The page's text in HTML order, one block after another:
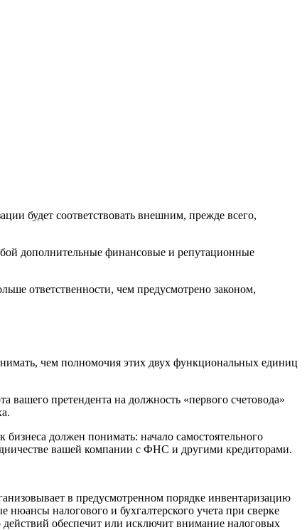
будет соответствовать внешним, прежде всего,
дополнительные финансовые и репутационные
ответственности, чем предусмотрено законом,
чем полномочия этих двух функциональных единиц
вашего претендента на должность «первого счетовода»
должен понимать: начало самостоятельного
вашей компании с ФНС и другими кредиторами.
в предусмотренном порядке инвентаризацию
налогового и бухгалтерского учета при сверке
действий обеспечит или исключит внимание налоговых